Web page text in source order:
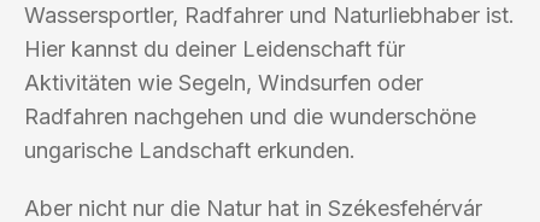
Wassersportler, Radfahrer und Naturliebhaber ist.
Hier kannst du deiner Leidenschaft für
Aktivitäten wie Segeln, Windsurfen oder
Radfahren nachgehen und die wunderschöne
ungarische Landschaft erkunden.
Aber nicht nur die Natur hat in Székesfehérvár